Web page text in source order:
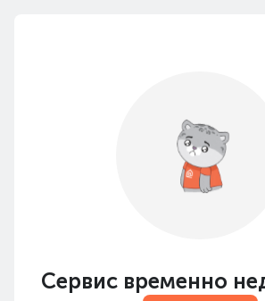
Сервис временно